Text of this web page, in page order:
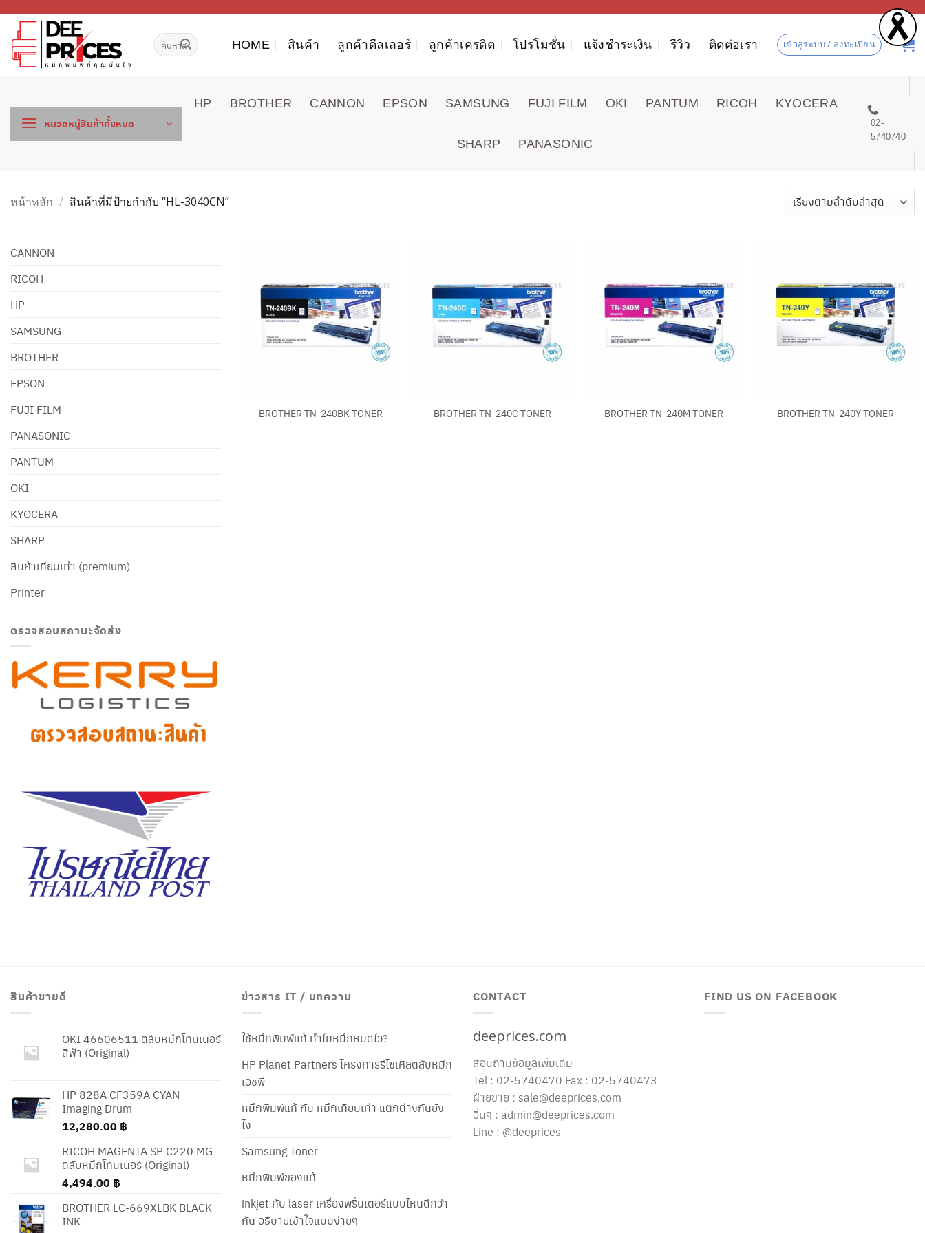
เนื้อหา
ค้นหา: HOME สินค้า ลูกค้าดีลเลอร์ ลูกค้าเครดิต โปรโมชั่น แจ้งชำระเงิน รีวิว ติดต่อเรา เข้าสู่ระบบ / ลงทะเบียน
หมวดหมู่สินค้าทั้งหมด
HP BROTHER CANNON EPSON SAMSUNG FUJI FILM OKI PANTUM RICOH KYOCERA
SHARP PANASONIC
02-
5740740
หน้าหลัก / สินค้าที่มีป้ายกำกับ “HL-3040CN”
CANNON
RICOH
HP
SAMSUNG
BROTHER
EPSON
FUJI FILM
PANASONIC
PANTUM
OKI
KYOCERA
SHARP
สินค้าเทียบเท่า (premium)
Printer
ตรวจสอบสถานะจัดส่ง
BROTHER TN-240BK TONER BROTHER TN-240C TONER BROTHER TN-240M TONER BROTHER TN-240Y TONER
สินค้าขายดี
OKI 46606511 ตลับหมึกโทนเนอร์
สีฟ้า (Original)
HP 828A CF359A CYAN
Imaging Drum
12,280.00 ฿
RICOH MAGENTA SP C220 MG
ตลับหมึกโทนเนอร์ (Original)
4,494.00 ฿
BROTHER LC-669XLBK BLACK
INK
ข่าวสาร IT / บทความ
ใช้หมึกพิมพ์แท้ ทำไมหมึกหมดไว?
HP Planet Partners โครงการรีไซเคิลตลับหมึก
เอชพี
หมึกพิมพ์แท้ กับ หมึกเทียบเท่า แตกต่างกันยัง
ไง
Samsung Toner
หมึกพิมพ์ของแท้
inkjet กับ laser เครื่องพริ้นเตอร์แบบไหนดีกว่า
กัน อธิบายเข้าใจแบบง่ายๆ
CONTACT
deeprices.com
สอบถามข้อมูลเพิ่มเติม
Tel : 02-5740470 Fax : 02-5740473
ฝ่ายขาย : sale@deeprices.com
อื่นๆ : admin@deeprices.com
Line : @deeprices
FIND US ON FACEBOOK